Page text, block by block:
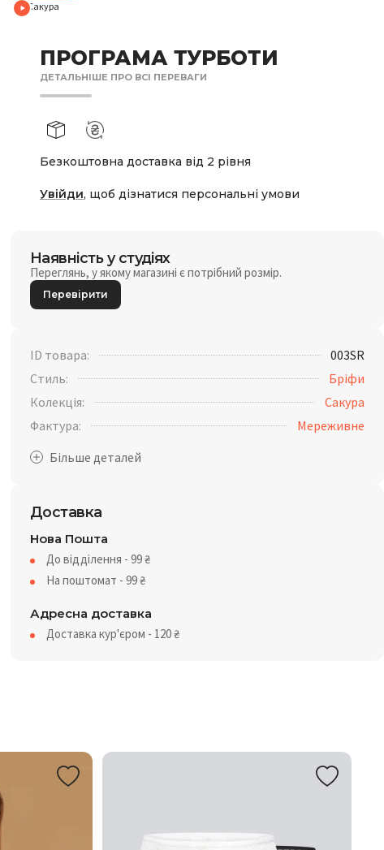
Сакура
ПРОГРАМА ТУРБОТИ
ДЕТАЛЬНІШЕ ПРО ВСІ ПЕРЕВАГИ
Безкоштовна доставка від 2 рівня
Увійди, щоб дізнатися персональні умови
Наявність у студіях
Переглянь, у якому магазині є потрібний розмір.
Перевірити
ID товара:
003SR
Стиль:
Бріфи
Колекція:
Сакура
Фактура:
Мереживне
Доставка
Нова Пошта
До відділення - 99₴
На поштомат - 99₴
Адресна доставка
Доставка кур'єром - 120₴